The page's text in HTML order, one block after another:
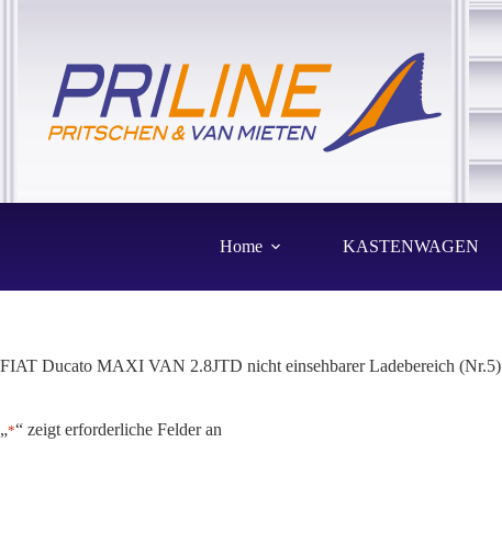
Home KASTENWAGEN
FIAT Ducato MAXI VAN 2.8JTD nicht einsehbarer Ladebereich (Nr.5)
„*“ zeigt erforderliche Felder an